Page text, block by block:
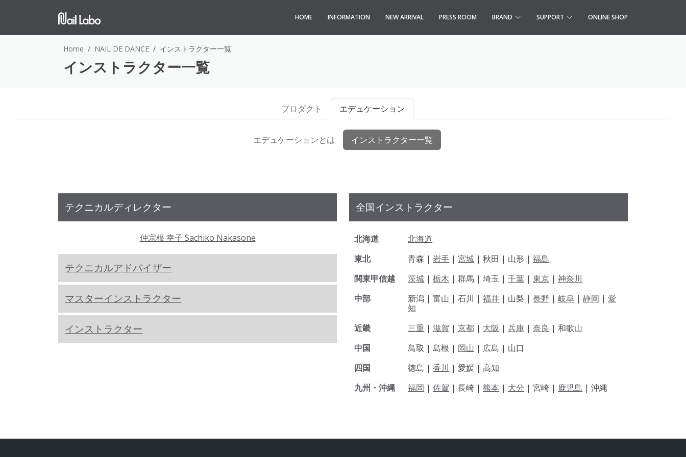
HOME INFORMATION NEW ARRIVAL PRESS ROOM BRAND SUPPORT ONLINE SHOP
Home NAIL DE DANCE インストラクター一覧
インストラクター一覧
プロダクト エデュケーション
エデュケーションとは インストラクター一覧
テクニカルディレクター
仲宗根 幸子 Sachiko Nakasone
テクニカルアドバイザー
マスターインストラクター
インストラクター
全国インストラクター
北海道
北海道
東北
青森 |岩手 |宮城 | 秋田 | 山形 |福島
関東甲信越
茨城 |栃木 | 群馬 | 埼玉 |千葉 |東京 |神奈川
中部
新潟 |富山 |石川 |福井 | 山梨 |長野 |岐阜 |静岡 |愛
知
近畿
三重 |滋賀 |京都 | 大阪 |兵庫 |奈良 |和歌山
中国
鳥取 |島根 | 岡山 | 広島 | 山口
四国
徳島 |香川 |愛媛 |高知
九州・沖縄
福岡 |佐賀 |長崎 | 熊本 | 大分 |宮崎 | 鹿児島 |沖縄